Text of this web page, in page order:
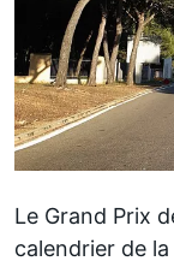
Le Grand Prix
calendrier de